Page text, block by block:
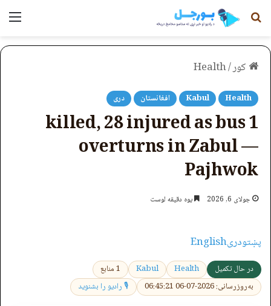
لټون
کور/
Health
Health
Kabul افغانستان دری
1 killed, 28 injured as bus
overturns in Zabul —
Pajhwok
جولای 6, 2026 یوه دقیقه لوست
پښتودریEnglish
در حال تکمیل Health
Kabul
1 منابع
به‌روزرسانی: 2026-07-06 06:45:21
🎙 رادیو را بشنوید